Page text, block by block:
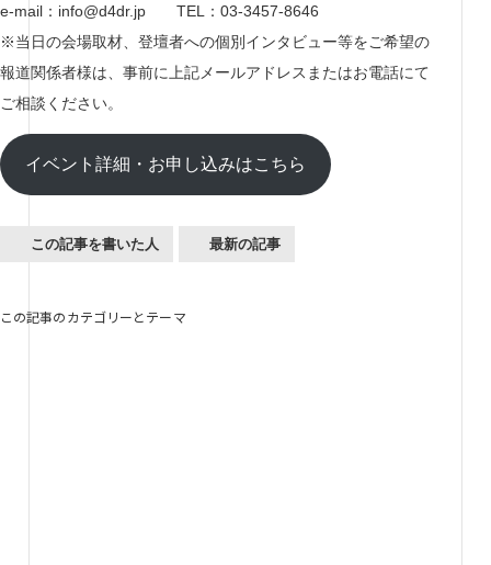
e-mail：info@d4dr.jp TEL：03-3457-8646
※当日の会場取材、登壇者への個別インタビュー等をご希望の
報道関係者様は、事前に上記メールアドレスまたはお電話にて
ご相談ください。
イベント詳細・お申し込みはこちら
この記事を書いた人 最新の記事
この記事のカテゴリーとテーマ